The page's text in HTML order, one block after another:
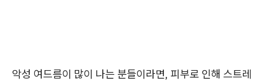
악성 여드름이 많이 나는 분들이라면, 피부로 인해 스트레